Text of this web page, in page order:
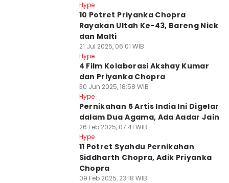
Hype
10 Potret Priyanka Chopra
Rayakan Ultah Ke-43, Bareng Nick
dan Malti
21 Jul 2025, 06:01 WIB
Hype
4 Film Kolaborasi Akshay Kumar
dan Priyanka Chopra
30 Jun 2025, 18:58 WIB
Hype
Pernikahan 5 Artis India Ini Digelar
dalam Dua Agama, Ada Aadar Jain
26 Feb 2025, 07:41 WIB
Hype
11 Potret Syahdu Pernikahan
Siddharth Chopra, Adik Priyanka
Chopra
09 Feb 2025, 23:18 WIB